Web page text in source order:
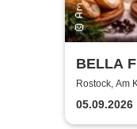
BELLA
Kultur
Rostock, Am
05.09.2026